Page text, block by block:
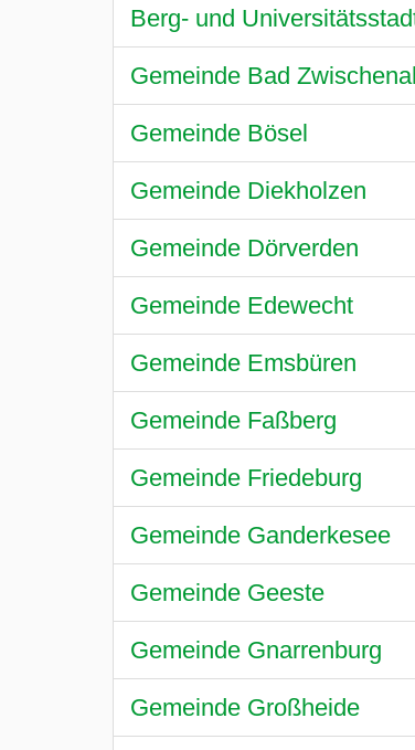
Berg- und
Gemeinde Bad
Gemeinde Bösel
Gemeinde Diekholzen
Gemeinde Dörverden
Gemeinde Edewecht
Gemeinde Emsbüren
Gemeinde Faßberg
Gemeinde Friedeburg
Gemeinde Ganderkesee
Gemeinde Geeste
Gemeinde Gnarrenburg
Gemeinde Großheide